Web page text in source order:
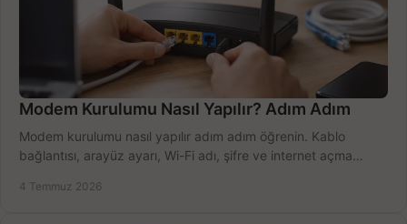
Modem Kurulumu Nasıl Yapılır? Adım Adım
Modem kurulumu nasıl yapılır adım adım öğrenin. Kablo
bağlantısı, arayüz ayarı, Wi-Fi adı, şifre ve internet açma
4 Temmuz 2026